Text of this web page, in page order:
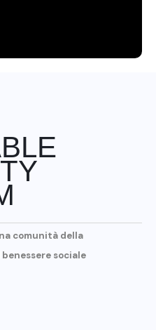
comunità della
sociale